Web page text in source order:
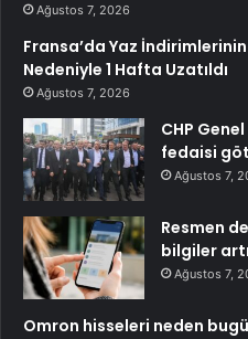
Ağustos 7, 2026
Fransa’da Yaz İndirimlerinin
Nedeniyle 1 Hafta Uzatıldı
Ağustos 7, 2026
CHP
fedaisi
Ağustos 7,
Resmen
bilgiler
Ağustos 7,
Omron hisseleri neden